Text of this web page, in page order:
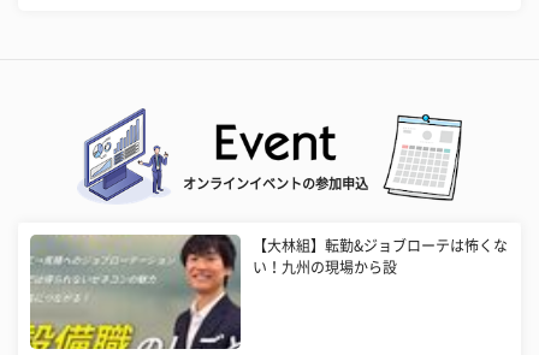
オンラインイベントの参加申込
【大林組】転勤&ジョブローテは怖くな
い！九州の現場から設